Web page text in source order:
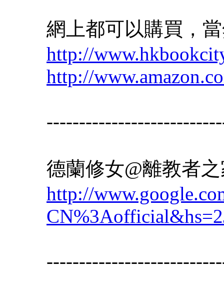
網上都可以購買，
http://
http://
德蘭修女@離教者
http://